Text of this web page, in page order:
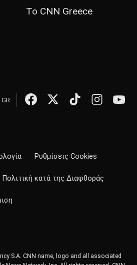
Το CNN Greece
Ρυθμίσεις Cookies
Πολιτική κατά της Διαφθοράς
S.A. CNN name, logo and all associated